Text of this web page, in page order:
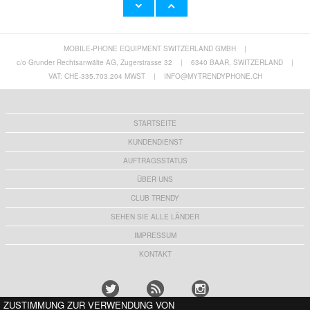
Motorola Moto G84 Wonder Serie Wallet Hülle
- Schmetterlinge
Motorola Moto G84 360 Schutz Hülle -
Schwarz / Durchsichtig
10,80 CHF
MOBILE-PHONE EQUIPMENT SWITZERLAND GMBH
|
c/o Grunder Rechtsanwälte AG, Zugerstrasse 32
| 6340 BAAR, SWITZERLAND
|
VAT: CHE-335.703.204 MWST
| INFO@MYTRENDYPHONE.CH
STARTSEITE
KUNDENDIENST
AUFTRAGSSTATUS
ÜBER UNS
CLUB TRENDY
SEHEN SIE ALLE LÄNDER
IMPRESSUM
KONTAKT
ZUSTIMMUNG ZUR VERWENDUNG VON